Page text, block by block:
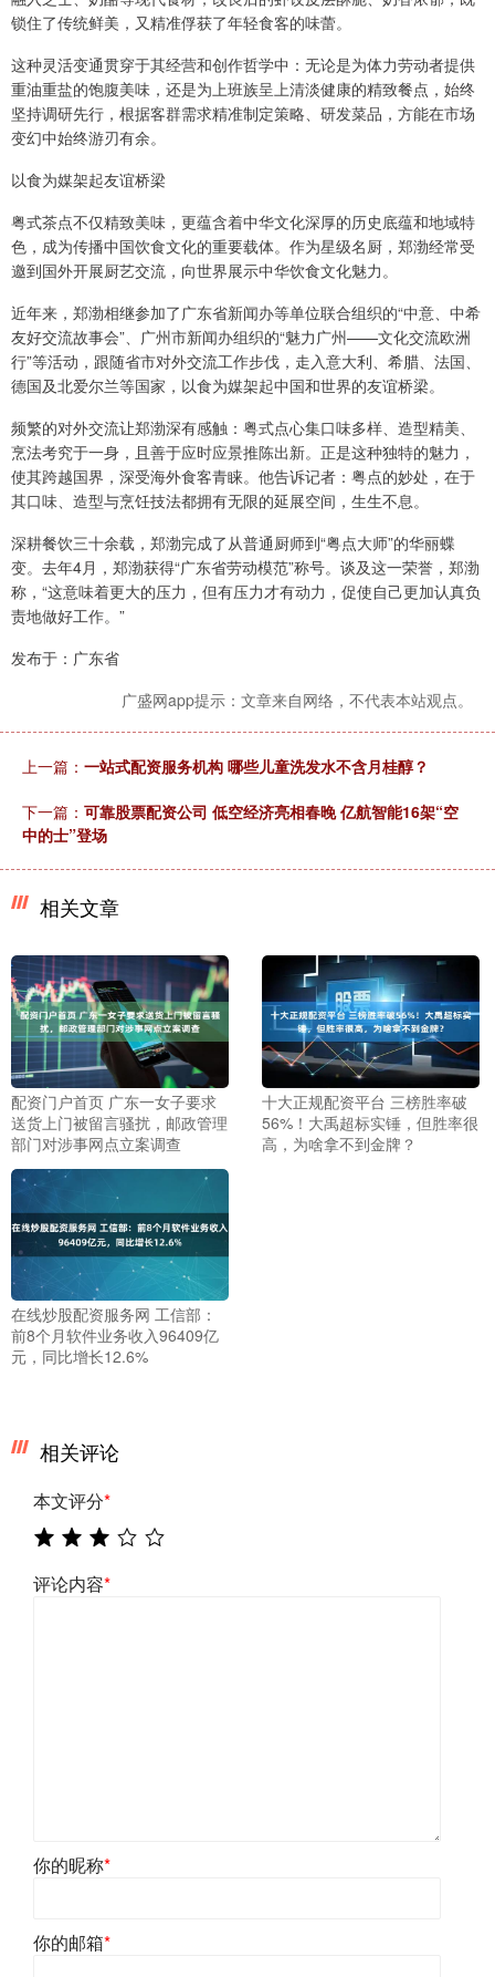
锁住了传统鲜美，又精准俘获了年轻食客的味蕾。
这种灵活变通贯穿于其经营和创作哲学中：无论是为体力劳动者提供
重油重盐的饱腹美味，还是为上班族呈上清淡健康的精致餐点，始终
坚持调研先行，根据客群需求精准制定策略、研发菜品，方能在市场
变幻中始终游刃有余。
以食为媒架起友谊桥梁
粤式茶点不仅精致美味，更蕴含着中华文化深厚的历史底蕴和地域特
色，成为传播中国饮食文化的重要载体。作为星级名厨，郑渤经常受
邀到国外开展厨艺交流，向世界展示中华饮食文化魅力。
近年来，郑渤相继参加了广东省新闻办等单位联合组织的“中意、中希
友好交流故事会”、广州市新闻办组织的“魅力广州——文化交流欧洲
行”等活动，跟随省市对外交流工作步伐，走入意大利、希腊、法国、
德国及北爱尔兰等国家，以食为媒架起中国和世界的友谊桥梁。
频繁的对外交流让郑渤深有感触：粤式点心集口味多样、造型精美、
烹法考究于一身，且善于应时应景推陈出新。正是这种独特的魅力，
使其跨越国界，深受海外食客青睐。他告诉记者：粤点的妙处，在于
其口味、造型与烹饪技法都拥有无限的延展空间，生生不息。
深耕餐饮三十余载，郑渤完成了从普通厨师到“粤点大师”的华丽蝶
变。去年4月，郑渤获得“广东省劳动模范”称号。谈及这一荣誉，郑渤
称，“这意味着更大的压力，但有压力才有动力，促使自己更加认真负
责地做好工作。”
发布于：广东省
广盛网app提示：文章来自网络，不代表本站观点。
上一篇： 一站式配资服务机构 哪些儿童洗发水不含月桂醇？
下一篇： 可靠股票配资公司 低空经济亮相春晚 亿航智能16架“空
中的士”登场
相关文章
配资门户首页 广东一女子要求
送货上门被留言骚扰，邮政管理
部门对涉事网点立案调查
十大正规配资平台 三榜胜率破
56%！大禹超标实锤，但胜率很
高，为啥拿不到金牌？
在线炒股配资服务网 工信部：
前8个月软件业务收入96409亿
元，同比增长12.6%
相关评论
本文评分*
评论内容*
你的昵称*
你的邮箱*